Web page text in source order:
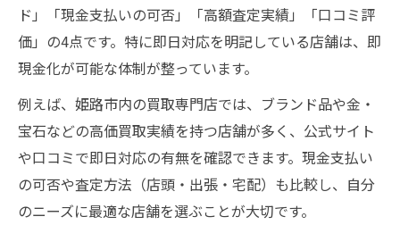
ド」「現金支払いの可否」「高額査定実績」「口コミ評
価」の4点です。特に即日対応を明記している店舗は、即
現金化が可能な体制が整っています。
例えば、姫路市内の買取専門店では、ブランド品や金・
宝石などの高価買取実績を持つ店舗が多く、公式サイト
や口コミで即日対応の有無を確認できます。現金支払い
の可否や査定方法（店頭・出張・宅配）も比較し、自分
のニーズに最適な店舗を選ぶことが大切です。